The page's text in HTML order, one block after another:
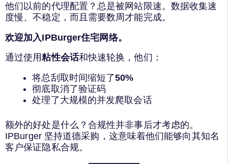
他们以前的代理配置？总是被网站限速。数据收集速
度慢、不稳定，而且需要数周才能完成。
欢迎加入IPBurger住宅网络。
通过使用粘性会话和快速轮换，他们：
将总刮取时间缩短了50%
彻底取消了验证码
处理了大规模的并发爬取会话
额外的好处是什么？合规性并非事后才考虑的。
IPBurger 坚持道德采购，这意味着他们能够向其知名
客户保证隐私合规。